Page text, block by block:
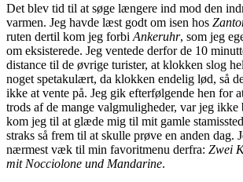
Det blev tid til at søge længere ind mod den
varmen. Jeg havde læst godt om isen hos
ruten dertil kom jeg forbi Ankeruhr, som jeg
om eksisterede. Jeg ventede derfor de 10
distance til de øvrige turister, at klokken slog
noget spetakulært, da klokken endelig lød, så
ikke at vente på. Jeg gik efterfølgende hen for
trods af de mange valgmuligheder, var jeg
kom jeg til at glæde mig til mit gamle
straks så frem til at skulle prøve en anden dag.
nærmest væk til min favoritmenu derfra: Zwei
mit Nocciolone und Mandarine.